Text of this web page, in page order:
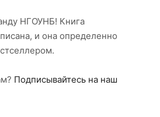
НГОУНБ! Книга
и она определенно
Подписывайтесь на наш